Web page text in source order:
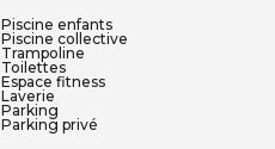
Piscine enfants
Piscine collective
Trampoline
Toilettes
Espace fitness
Laverie
Parking
Parking privé